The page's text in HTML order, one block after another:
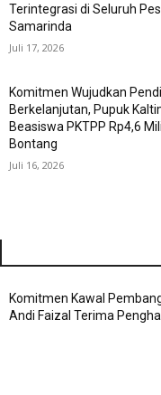
Terintegrasi di Seluruh
Samarinda
Juli 17, 2026
Komitmen Wujudkan
Berkelanjutan, Pupuk
Beasiswa PKTPP Rp4,6
Bontang
Juli 16, 2026
Komitmen Kawal
Andi Faizal Terima